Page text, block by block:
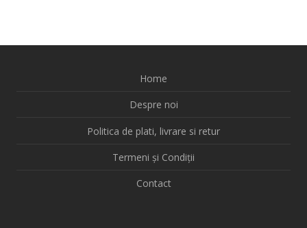
Home
Despre noi
Politica de plati, livrare si retur
Termeni și Condiții
Contact